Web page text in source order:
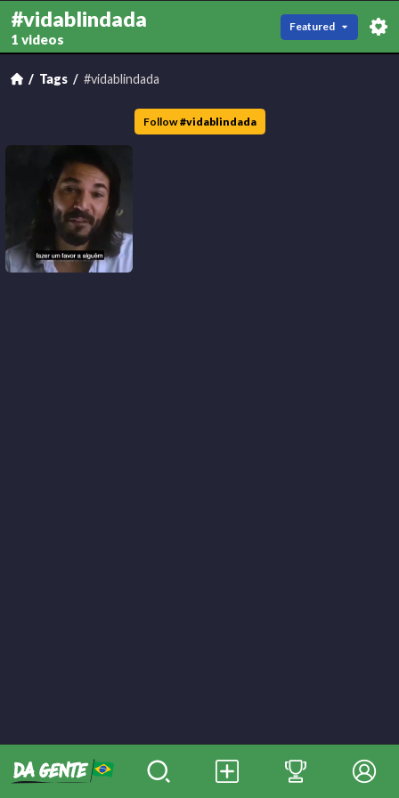
#vidablindada
1 videos
Featured
Tags #vidablindada
Follow #vidablindada